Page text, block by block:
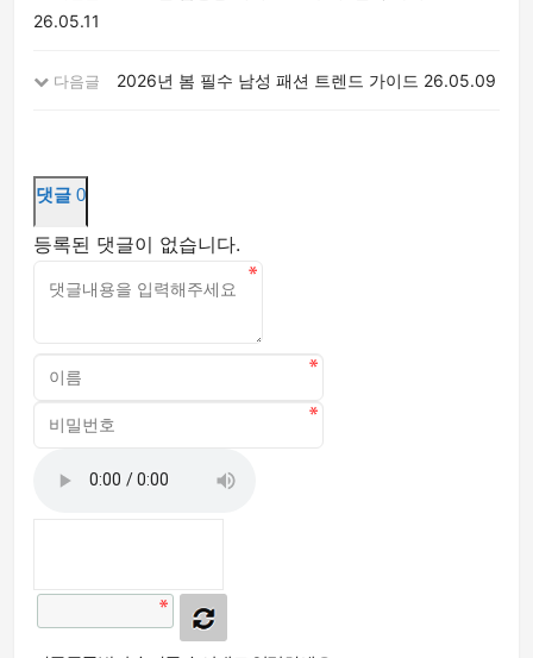
26.05.11
다음글 2026년 봄 필수 남성 패션 트렌드 가이드 26.05.09
댓글 0
등록된 댓글이 없습니다.